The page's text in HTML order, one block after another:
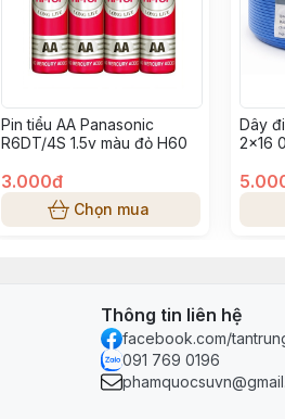
Pin tiểu AA Panasonic
R6DT/4S 1.5v màu đỏ H60
3.000đ
Chọn mua
Dây
2×16
Thông tin liên hệ
facebook.com/
091 769 0196